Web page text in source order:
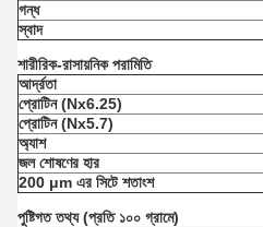
গন্ধ
স্বাদ
শারীরিক-রাসায়নিক পরামিতি
আর্দ্রতা
প্রোটিন (Nx6.25)
প্রোটিন (Nx5.7)
অ্যাশ
জল শোষণের হার
200 μm এর সিটে শতাংশ
পুষ্টিগত তথ্য (প্রতি ১০০ গ্রামে)